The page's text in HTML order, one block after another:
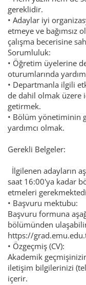
gereklidir.
• Adaylar iyi
etmeye ve bağımsız
çalışma becerisine
Sorumluluk:
• Öğretim üyelerine
oturumlarında
• Departmanla ilgili
de dahil olmak üzere
getirmek.
• Bölüm yönetiminin
yardımcı olmak.
Gerekli Belgeler:
İlgilenen adayların
saat 16:00'ya kadar
etmeleri
• Başvuru mektubu:
Başvuru formuna
bölümünden
https://
• Özgeçmiş (CV):
Akademik
iletişim bilgilerinizi
içerir.